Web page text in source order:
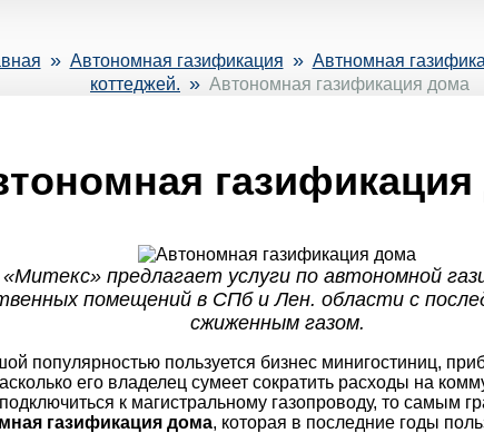
» Автономная газификация » Автномная
коттеджей. » Автономная газификация дома
предлагает услуги по автономной
помещений в СПб и Лен. области с
сжиженным газом.
популярностью пользуется бизнес минигостиниц,
его владелец сумеет сократить расходы на
к магистральному газопроводу, то самым
газификация дома, которая в последние годы